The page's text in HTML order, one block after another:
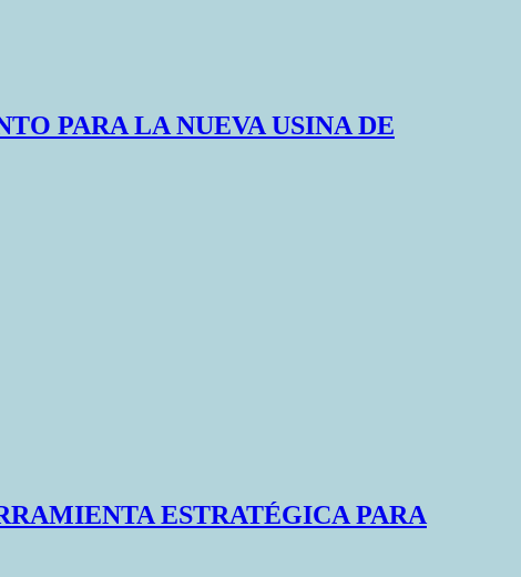
PARA LA NUEVA USINA DE
ESTRATÉGICA PARA